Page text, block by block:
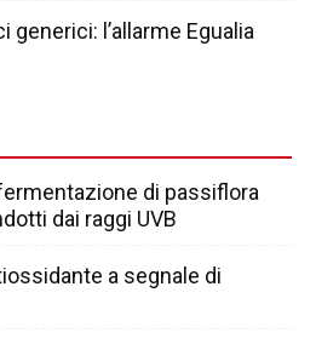
generici: l’allarme Egualia
di passiflora
dai raggi UVB
a segnale di